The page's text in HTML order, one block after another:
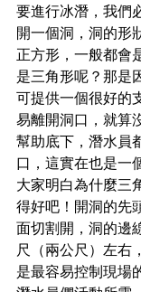
要進行冰潛，我們
開一個洞，洞的形
正方形，一般都會
是三角形呢？那是
可提供一個很好的
易離開洞口，就算
幫助底下，潛水員
口，這實在也是一
大家明白為什麼三
得好吧！開洞的先
面切割開，洞的邊
尺（兩公尺）左右
是最容易控制現場